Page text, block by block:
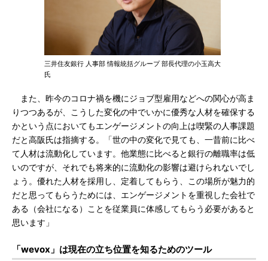
三井住友銀行 人事部 情報統括グループ 部長代理の小玉高大
氏
また、昨今のコロナ禍を機にジョブ型雇用などへの関心が高ま
りつつあるが、こうした変化の中でいかに優秀な人材を確保する
かという点においてもエンゲージメントの向上は喫緊の人事課題
だと高阪氏は指摘する。「世の中の変化で見ても、一昔前に比べ
て人材は流動化しています。他業態に比べると銀行の離職率は低
いのですが、それでも将来的に流動化の影響は避けられないでし
ょう。優れた人材を採用し、定着してもらう、この場所が魅力的
だと思ってもらうためには、エンゲージメントを重視した会社で
ある（会社になる）ことを従業員に体感してもらう必要があると
思います」
「wevox」は現在の立ち位置を知るためのツール